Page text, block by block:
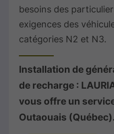
besoins des
exigences des
catégories N2 et N3.
Installation de
de recharge :
vous offre un
Outaouais